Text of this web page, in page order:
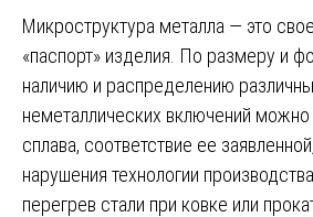
Микроструктура металла — это
«паспорт» изделия. По размеру и
наличию и распределению
неметаллических включений
сплава, соответствие ее
нарушения технологии
перегрев стали при ковке или